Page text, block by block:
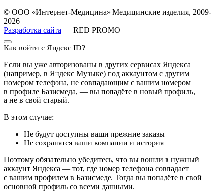
© ООО «Интернет-Медицина» Медицинские изделия, 2009-
2026
Разработка сайта — RED PROMO
Как войти с Яндекс ID?
Если вы уже авторизованы в других сервисах Яндекса
(например, в Яндекс Музыке) под аккаунтом с другим
номером телефона, не совпадающим с вашим номером
в профиле Базисмеда, — вы попадёте в новый профиль,
а не в свой старый.
В этом случае:
Не будут доступны ваши прежние заказы
Не сохранятся ваши компании и история
Поэтому обязательно убедитесь, что вы вошли в нужный
аккаунт Яндекса — тот, где номер телефона совпадает
с вашим профилем в Базисмеде. Тогда вы попадёте в свой
основной профиль со всеми данными.